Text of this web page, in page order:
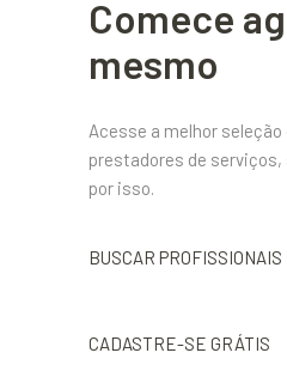
Comece
mesmo
Acesse a melhor
prestadores de serviços,
por isso.
BUSCAR PROFISSIONAIS
CADASTRE-SE GRÁTIS